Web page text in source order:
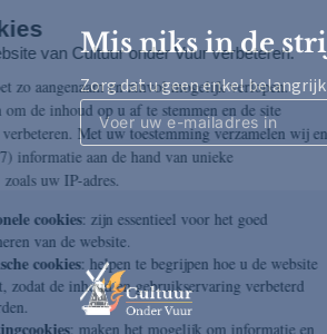
Mis niks in de
Zorg dat u geen enkel